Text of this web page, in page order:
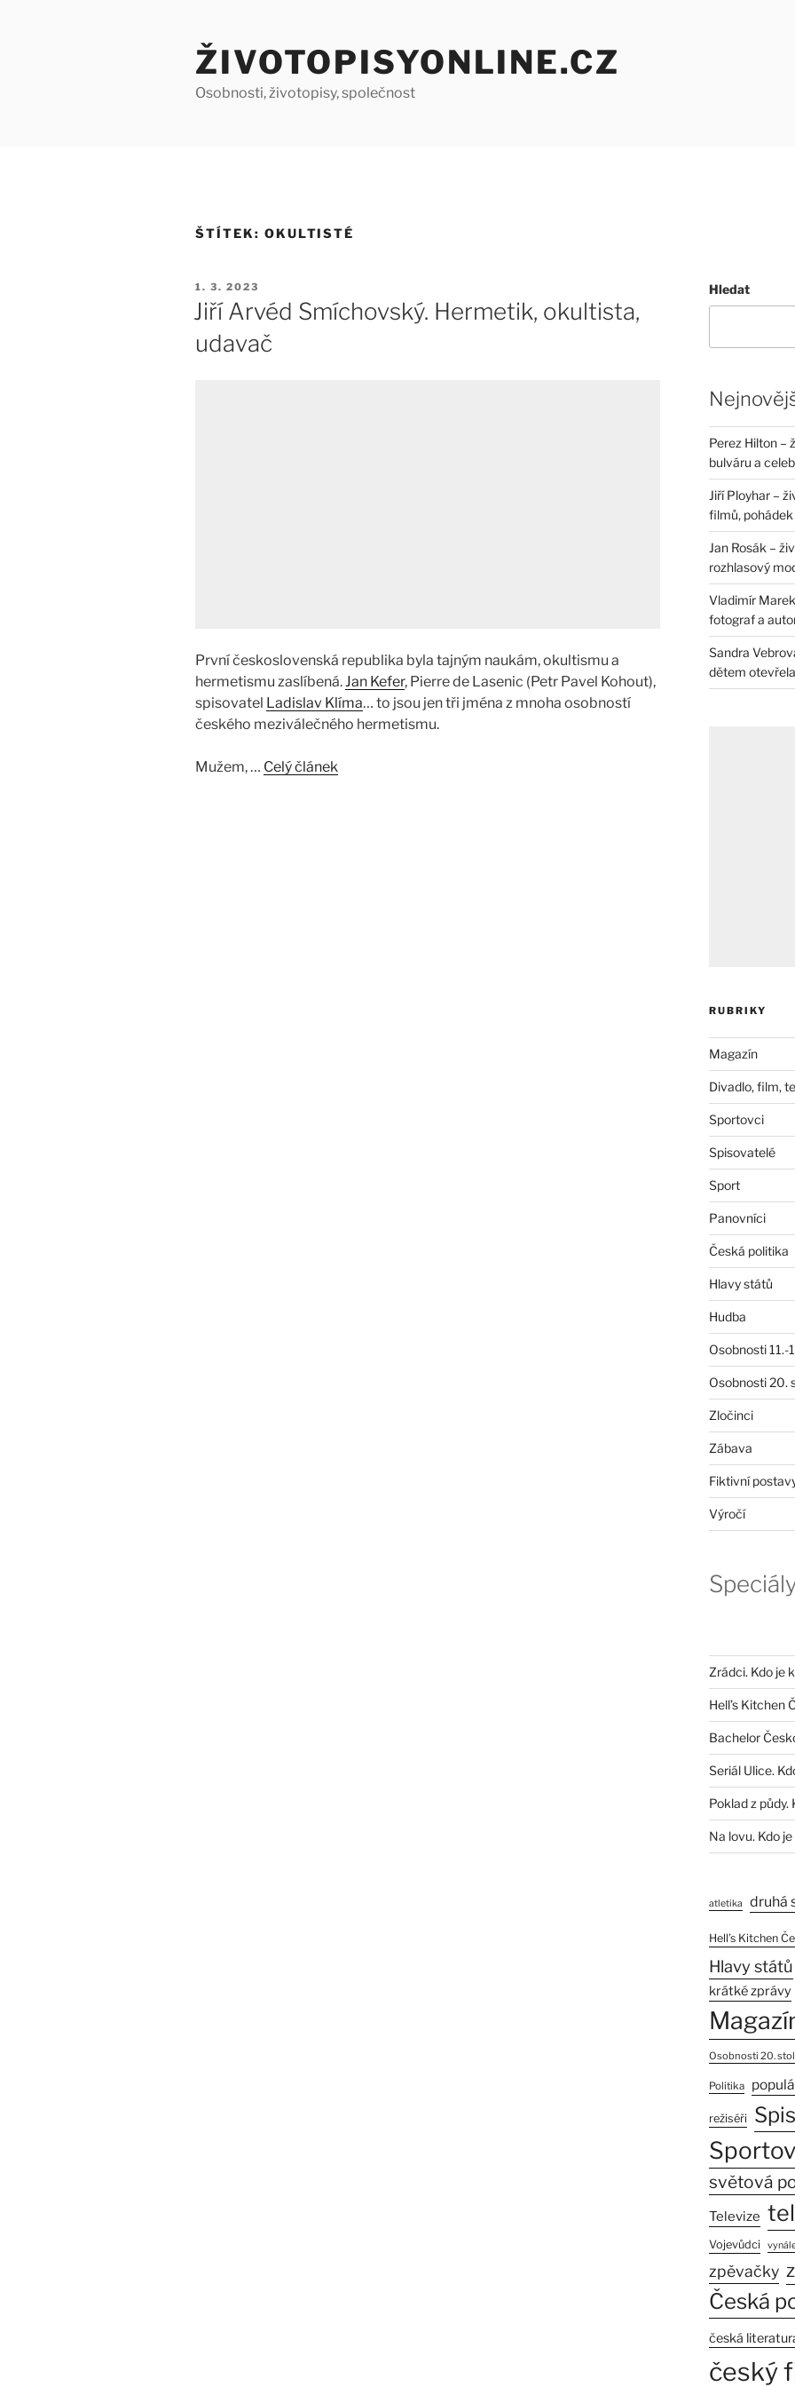
ŽIVOTOPISYONLINE.CZ
Osobnosti, životopisy, společnost
ŠTÍTEK: OKULTISTÉ
PUBLIKOVÁNO
1. 3. 2023
Jiří Arvéd Smíchovský. Hermetik, okultista,
udavač
První československá republika byla tajným naukám, okultismu a
hermetismu zaslíbená. Jan Kefer, Pierre de Lasenic (Petr Pavel Kohout),
spisovatel Ladislav Klíma… to jsou jen tři jména z mnoha osobností
českého meziválečného hermetismu.
Mužem, … Celý článek
Hledat
Perez Hilton –
bulváru a
Jiří Ployhar –
filmů, pohádek
Jan Rosák –
rozhlasový
Vladimír
fotograf a
Sandra
dětem
RUBRIKY
Magazín
Divadlo, film,
Sportovci
Spisovatelé
Sport
Panovníci
Česká politika
Hlavy států
Hudba
Osobnosti 11.-
Osobnosti 20.
Zločinci
Zábava
Fiktivní
Výročí
Zrádci. Kdo je
Hell’s Kitchen
Bachelor
Seriál Ulice.
Poklad z půdy.
Na lovu. Kdo
atletika druhá
Hell’s Kitchen
Hlavy států
krátké zprávy
Osobnosti 20.
Politika
režiséři
světová
Televize
Vojevůdci
zpěvačky
Česká
česká
český